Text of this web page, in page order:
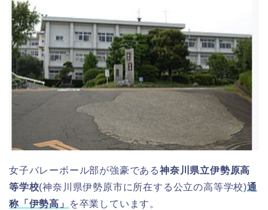
女子バレーボール部が強豪である神奈川県立伊勢原高
等学校(神奈川県伊勢原市に所在する公立の高等学校)通
称「伊勢高」
を卒業しています。